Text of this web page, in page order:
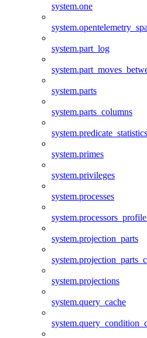
system.one
system.part_log
system.parts
system.parts_columns
system.primes
system.privileges
system.processes
system.projection_parts
system.projections
system.query_cache